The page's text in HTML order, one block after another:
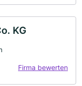
KG
Firma bewerten